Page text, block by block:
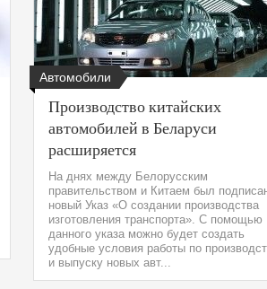
Автомобили
Производство китайских
автомобилей в Беларуси
расширяется
На днях между Белорусским
правительством и Китаем был
новый Указ «О создании производства
изготовления транспорта». С помощью
данного указа можно будет создать
удобные условия работы по
и выпуску новых авт...